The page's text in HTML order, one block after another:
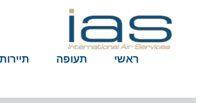
ראשי תעופה תיירות